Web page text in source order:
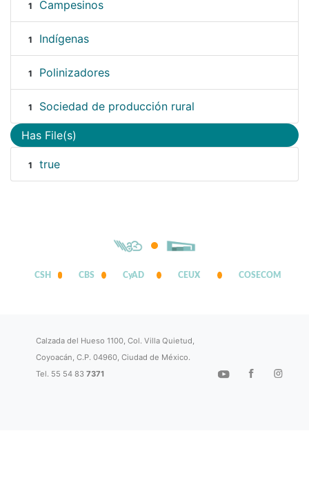
1 Campesinos
1 Indígenas
1 Polinizadores
1 Sociedad de producción rural
Has File(s)
1 true
CSH CBS CyAD CEUX COSECOM
Calzada del Hueso 1100, Col. Villa Quietud,
Coyoacán, C.P. 04960, Ciudad de México.
Tel. 55 54 837371